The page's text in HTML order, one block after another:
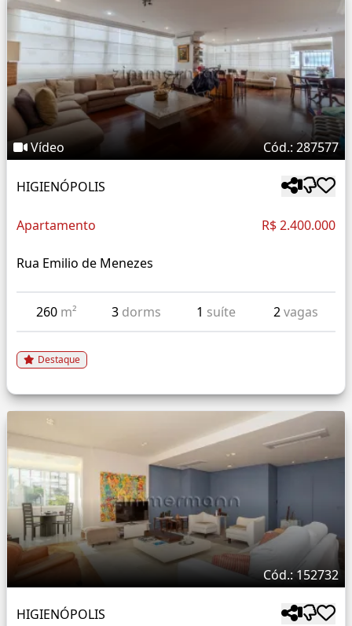
Vídeo Cód.: 287577
HIGIENÓPOLIS
Apartamento R$ 2.400.000
Rua Emilio de Menezes
260 m² 3 dorms 1 suíte 2vagas
Destaque
Cód.: 152732
HIGIENÓPOLIS